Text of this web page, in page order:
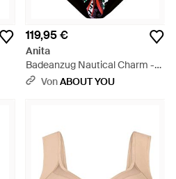
119,95 €
Anita
Badeanzug Nautical Charm -
RotVonABOUT YOU